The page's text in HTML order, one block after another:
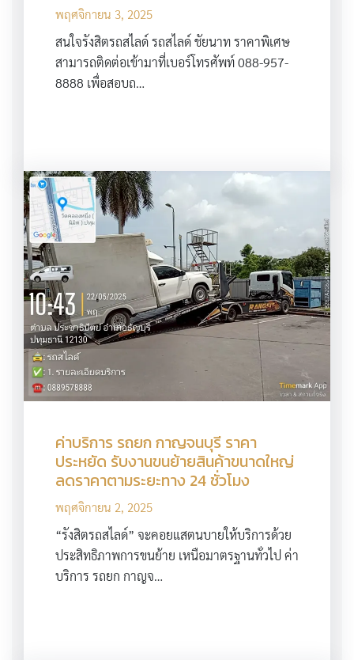
พฤศจิกายน 3, 2025
สนใจรังสิตรถสไลด์ รถสไลด์ ชัยนาท ราคาพิเศษ
สามารถติดต่อเข้ามาที่เบอร์โทรศัพท์ 088-957-
8888 เพื่อสอบถ…
ค่าบริการ รถยก กาญจนบุรี ราคา
ประหยัด รับงานขนย้ายสินค้าขนาดใหญ่
ลดราคาตามระยะทาง 24 ชั่วโมง
พฤศจิกายน 2, 2025
“รังสิตรถสไลด์” จะคอยแสตนบายให้บริการด้วย
ประสิทธิภาพการขนย้าย เหนือมาตรฐานทั่วไป ค่า
บริการ รถยก กาญจ…